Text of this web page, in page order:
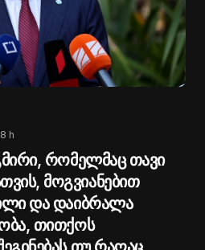
8 h
რომელმაც თავი
მოგვიანებით
და დაიბრალა
თითქოს